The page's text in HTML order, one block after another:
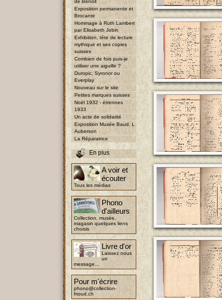
de Benoit
Exposition permanente et
Brocante
Hommage à Ruth Lambert
par Elisabeth Jobin
Exhibition, tête de lecture
mythique et ses copies
suisses
Combien de fois puis-je
utiliser une aiguille ?
Duropic, Syronor ou
Everplay
Nouveau sur le site
Petites marques suisses
Noël 1932 - étrennes
1933
Un acte de solidarité
Exposition Musée Baud, L
Auberson
La Réparatrice
En plus
A voir et
écouter
Tous les médias
Phono
d'ailleurs
Collection, musée,
magasin quelques liens
choisis
Livre d'or
Laissez nous
un
message...
Pour m'écrire
phono@collection-
frioud.ch